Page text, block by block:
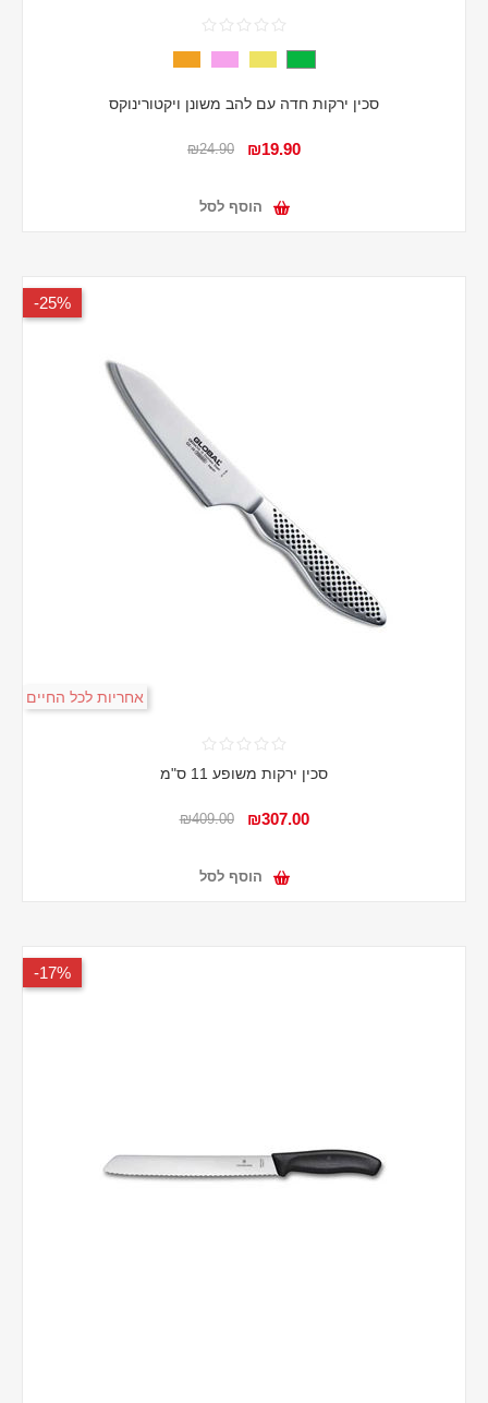
סכין ירקות חדה עם להב משונן ויקטורינוקס
₪19.90
₪24.90
הוסף לסל
25%-
אחריות לכל החיים
סכין ירקות משופע 11 ס"מ
₪307.00
₪409.00
הוסף לסל
17%-